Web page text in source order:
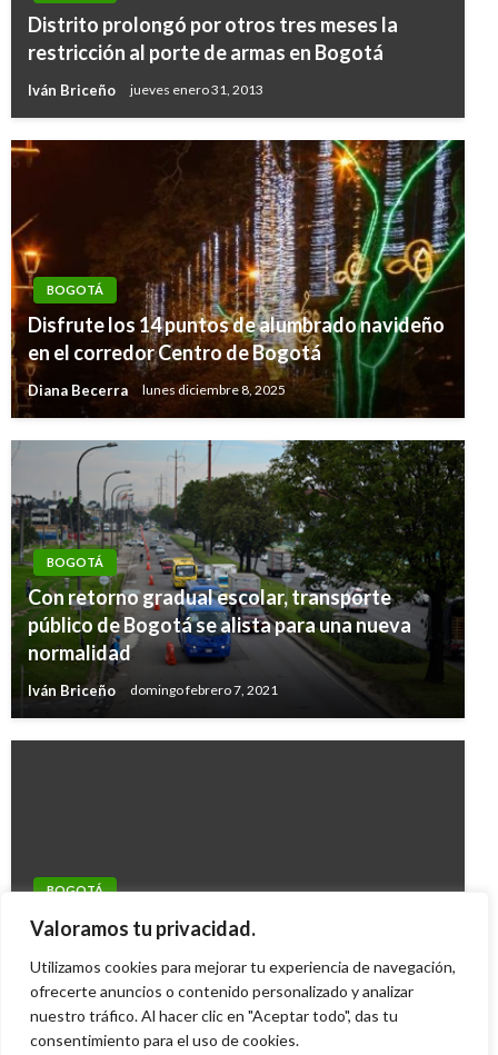
Valoramos tu privacidad.
Utilizamos cookies para mejorar tu experiencia de navegación,
ofrecerte anuncios o contenido personalizado y analizar
nuestro tráfico. Al hacer clic en "Aceptar todo", das tu
consentimiento para el uso de cookies.
Distrito prolongó por otros tres meses la
restricción al porte de armas en Bogotá
Iván Briceño jueves enero 31, 2013
BOGOTÁ
Disfrute los 14 puntos de alumbrado navideño
en el corredor Centro de Bogotá
Diana Becerra lunes diciembre 8, 2025
BOGOTÁ
Con retorno gradual escolar, transporte
público de Bogotá se alista para una nueva
normalidad
Iván Briceño domingo febrero 7, 2021
BOGOTÁ
A interrogatorio contratistas de Fase III de
Mario Murcia jueves diciembre 9, 2010